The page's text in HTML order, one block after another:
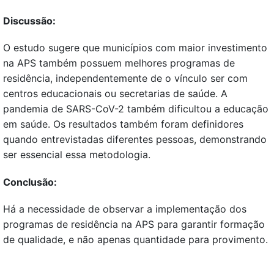
Discussão:
O estudo sugere que municípios com maior investimento
na APS também possuem melhores programas de
residência, independentemente de o vínculo ser com
centros educacionais ou secretarias de saúde. A
pandemia de SARS-CoV-2 também dificultou a educação
em saúde. Os resultados também foram definidores
quando entrevistadas diferentes pessoas, demonstrando
ser essencial essa metodologia.
Conclusão:
Há a necessidade de observar a implementação dos
programas de residência na APS para garantir formação
de qualidade, e não apenas quantidade para provimento.